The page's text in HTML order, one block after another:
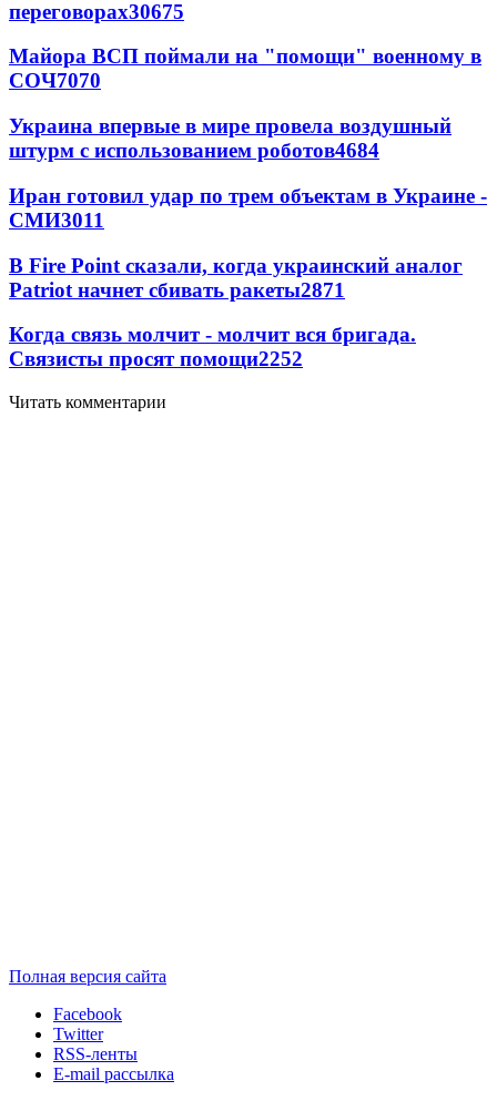
переговорах30675
Майора ВСП поймали на "помощи" военному в
СОЧ7070
Украина впервые в мире провела воздушный
штурм с использованием роботов4684
Иран готовил удар по трем объектам в Украине -
СМИ3011
В Fire Point сказали, когда украинский аналог
Patriot начнет сбивать ракеты2871
Когда связь молчит - молчит вся бригада.
Связисты просят помощи2252
Читать комментарии
Полная версия сайта
Facebook
Twitter
RSS-ленты
E-mail рассылка